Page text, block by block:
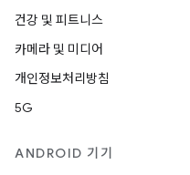
건강 및 피트니스
카메라 및 미디어
개인정보처리방침
5G
ANDROID 기기